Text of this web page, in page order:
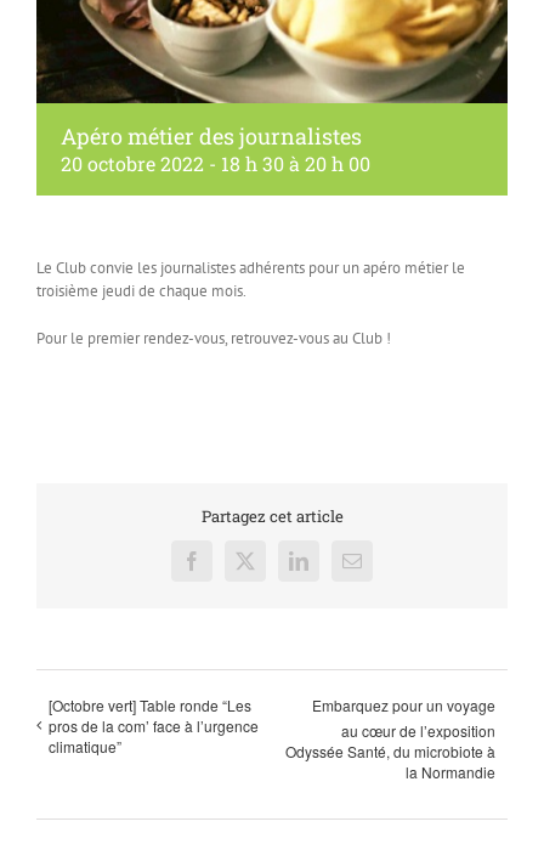
Apéro métier des journalistes
20 octobre 2022 - 18 h 30à20 h 00
Le Club convie les journalistes adhérents pour un apéro métier le
troisième jeudi de chaque mois.
Pour le premier rendez-vous, retrouvez-vous au Club !
Partagez cet article
Facebook
X LinkedInEmail
[Octobre vert] Table ronde “Les
pros de la com’ face à l’urgence
climatique”
Embarquez pour un voyage
au cœur de l’exposition
Odyssée Santé, du microbiote à
la Normandie